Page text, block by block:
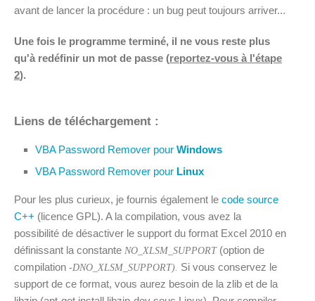
avant de lancer la procédure : un bug peut toujours arriver...
Une fois le programme terminé, il ne vous reste plus
qu'à redéfinir un mot de passe (reportez-vous à l'étape
2).
Liens de téléchargement :
VBA Password Remover pour Windows
VBA Password Remover pour Linux
Pour les plus curieux, je fournis également le code source
C++ (licence GPL). A la compilation, vous avez la
possibilité de désactiver le support du format Excel 2010 en
définissant la constante NO_XLSM_SUPPORT(option de
compilation -DNO_XLSM_SUPPORT). Si vous conservez le
support de ce format, vous aurez besoin de la zlib et de la